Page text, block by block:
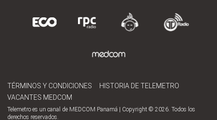
TÉRMINOS Y CONDICIONES
HISTORIA DE TELEMETRO
VACANTES MEDCOM
Telemetro es un canal de MEDCOM Panamá | Copyright © 2026. Todos los
derechos reservados.